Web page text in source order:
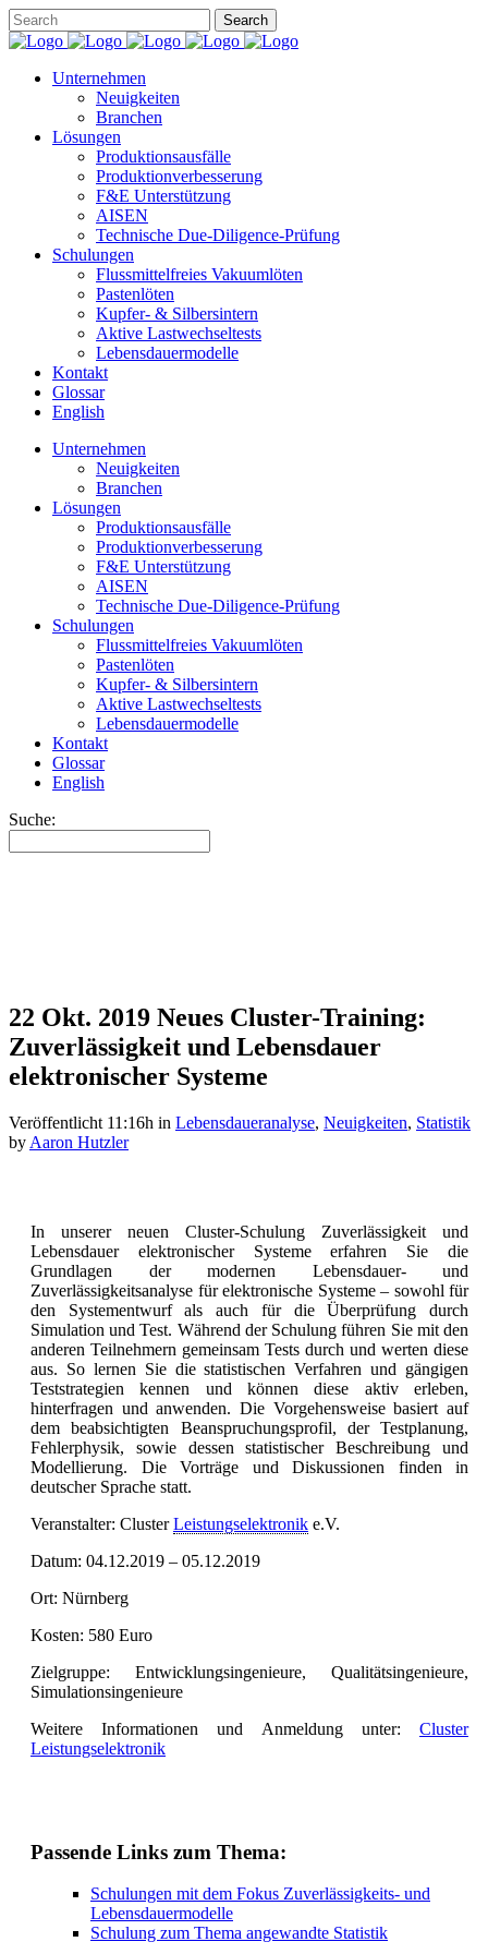
Unternehmen
Neuigkeiten
Branchen
Lösungen
Produktionsausfälle
Produktionverbesserung
F&E Unterstützung
AISEN
Technische Due-Diligence-Prüfung
Schulungen
Flussmittelfreies Vakuumlöten
Pastenlöten
Kupfer- & Silbersintern
Aktive Lastwechseltests
Lebensdauermodelle
Kontakt
Glossar
English
Unternehmen
Neuigkeiten
Branchen
Lösungen
Produktionsausfälle
Produktionverbesserung
F&E Unterstützung
AISEN
Technische Due-Diligence-Prüfung
Schulungen
Flussmittelfreies Vakuumlöten
Pastenlöten
Kupfer- & Silbersintern
Aktive Lastwechseltests
Lebensdauermodelle
Kontakt
Glossar
English
Suche:
22 Okt. 2019 Neues Cluster-Training:
Zuverlässigkeit und Lebensdauer
elektronischer Systeme
Veröffentlicht 11:16h in Lebensdaueranalyse, Neuigkeiten, Statistik
by Aaron Hutzler
In unserer neuen Cluster-Schulung Zuverlässigkeit und
Lebensdauer elektronischer Systeme erfahren Sie die
Grundlagen der modernen Lebensdauer- und
Zuverlässigkeitsanalyse für elektronische Systeme – sowohl für
den Systementwurf als auch für die Überprüfung durch
Simulation und Test. Während der Schulung führen Sie mit den
anderen Teilnehmern gemeinsam Tests durch und werten diese
aus. So lernen Sie die statistischen Verfahren und gängigen
Teststrategien kennen und können diese aktiv erleben,
hinterfragen und anwenden. Die Vorgehensweise basiert auf
dem beabsichtigten Beanspruchungsprofil, der Testplanung,
Fehlerphysik, sowie dessen statistischer Beschreibung und
Modellierung. Die Vorträge und Diskussionen finden in
deutscher Sprache statt.
Veranstalter: ClusterLeistungselektronik e.V.
Datum: 04.12.2019 – 05.12.2019
Ort: Nürnberg
Kosten: 580 Euro
Zielgruppe: Entwicklungsingenieure, Qualitätsingenieure,
Simulationsingenieure
Weitere Informationen und Anmeldung unter: Cluster
Leistungselektronik
Passende Links zum Thema:
Schulungen mit dem Fokus Zuverlässigkeits- und
Lebensdauermodelle
Schulung zum Thema angewandte Statistik